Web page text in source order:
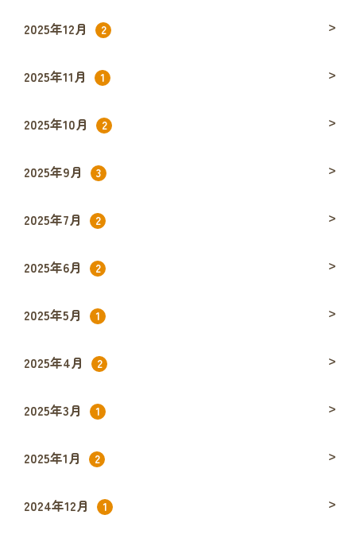
2025年12月 2
2025年11月 1
2025年10月 2
2025年9月 3
2025年7月 2
2025年6月 2
2025年5月 1
2025年4月 2
2025年3月 1
2025年1月 2
2024年12月 1